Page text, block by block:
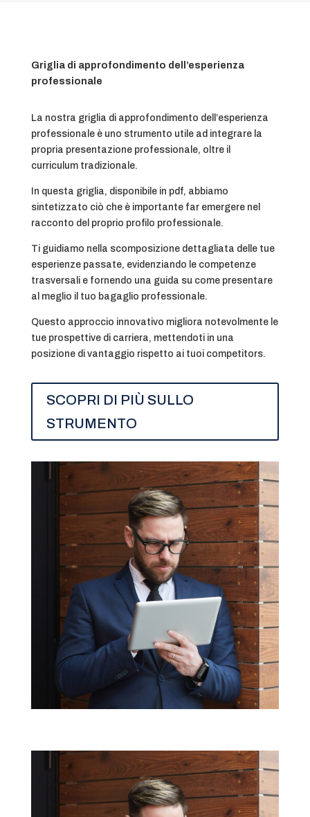
Griglia di approfondimento dell’esperienza
professionale
La nostra griglia di approfondimento dell’esperienza
professionale è uno strumento utile ad integrare la
propria presentazione professionale, oltre il
curriculum tradizionale.
In questa griglia, disponibile in pdf, abbiamo
sintetizzato ciò che è importante far emergere nel
racconto del proprio profilo professionale.
Ti guidiamo nella scomposizione dettagliata delle tue
esperienze passate, evidenziando le competenze
trasversali e fornendo una guida su come presentare
al meglio il tuo bagaglio professionale.
Questo approccio innovativo migliora notevolmente le
tue prospettive di carriera, mettendoti in una
posizione di vantaggio rispetto ai tuoi competitors.
SCOPRI DI PIÙ SULLO
STRUMENTO